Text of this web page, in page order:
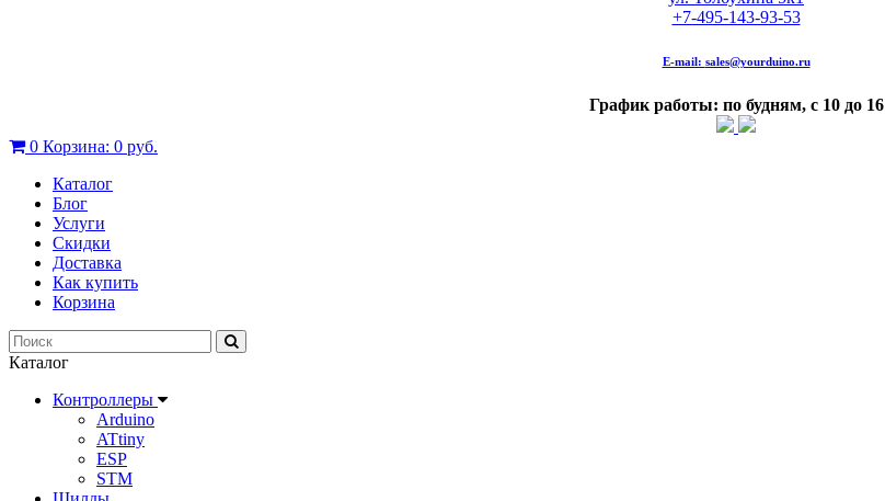
+7-495-143-93-53
E-mail: sales@yourduino.ru
График работы: по будням, с 10 до 16
0 Корзина: 0 руб.
Каталог
Блог
Услуги
Скидки
Доставка
Как купить
Корзина
Каталог
Контроллеры
Arduino
ATtiny
ESP
STM